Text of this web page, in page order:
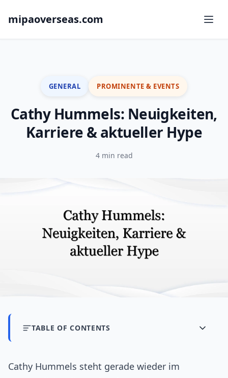
mipaoverseas.com
GENERAL PROMINENTE & EVENTS
Cathy Hummels: Neuigkeiten,
Karriere & aktueller Hype
4 min read
TABLE OF CONTENTS
Cathy Hummels steht gerade wieder im